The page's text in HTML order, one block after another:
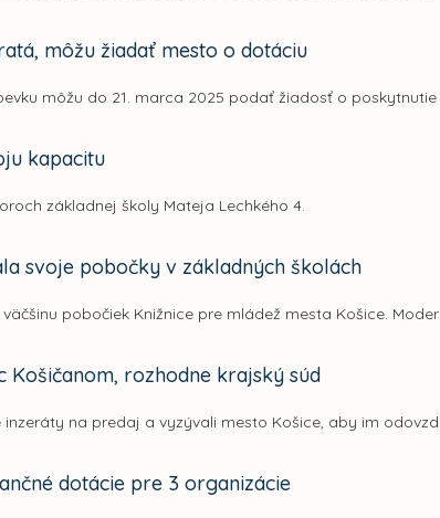
môžu žiadať mesto o dotáciu
môžu do 21. marca 2025 podať žiadosť o poskytnutie
kapacitu
základnej školy Mateja Lechkého 4.
svoje pobočky v základných školách
pobočiek Knižnice pre mládež mesta Košice.
rozhodne krajský súd
na predaj a vyzývali mesto Košice, aby im
dotácie pre 3 organizácie